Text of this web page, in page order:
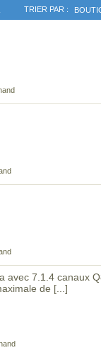
TRIER PAR :
avec 7.1.4 canaux
de [...]